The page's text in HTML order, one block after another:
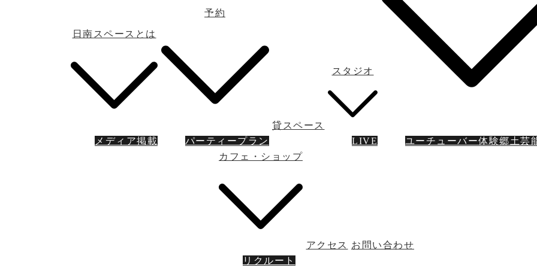
日南スペースとは
メディア掲載
予約
パーティープラン
貸スペース
スタジオ
LIVE ユーチューバー体験郷土芸
カフェ・ショップ
リクルート
アクセス お問い合わせ